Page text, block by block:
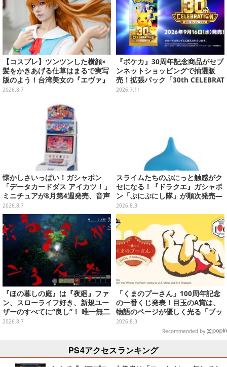
【コスプレ】ツンツンした横顔×
髪をかきあげる仕草はまるで実写
版のよう！台湾美女の『エヴァ』
制服アスカが美しすぎた【写真8
2026.8.7
『ポケカ』30周年記念商品がセブ
ンネットショッピングで抽選販
売！拡張パック「30th CELEBRAT
ION」と「エーフィ・ブラッキー
2026.7.11
懐かしさいっぱい！ガシャポン
「データカードダス アイカツ！」
ミニチュアが8月第4週発売、音声
が流れる特別仕様も当たる
2026.8.7
スライムたちのぷにっと触感がク
セになる！『ドラクエ』ガシャポ
ン「ぷにぷにし隊」が順次発売―
全4種ではぐれメタルは固め
2026.8.3
『ほの暮しの庭』は『夜廻』ファ
ン、スローライフ好き、新規ユー
ザーのすべてに“良し”！ 唯一無二
の「不穏生活シム」恐怖も暮らし
2026.8.7
「くまのプーさん」100周年記念
の一番くじ発表！目玉のA賞は、
物語のページが優しく光る「ブッ
クシェイプドライト」
2026.8.3
Recommended by
PS4アクセスランキング